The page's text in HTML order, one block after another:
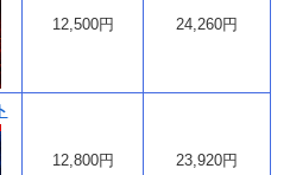
12,500円 24,260円
12,800円 23,920円